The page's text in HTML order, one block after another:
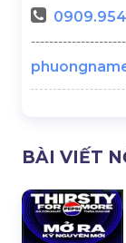
BÀI VIẾT